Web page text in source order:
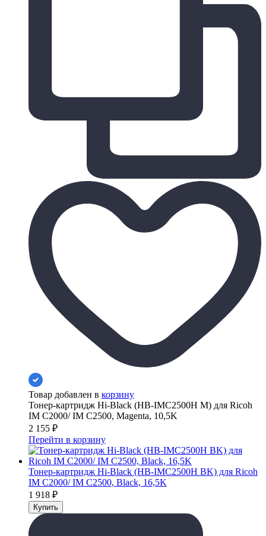
Товар добавлен в корзину
Тонер-картридж Hi-Black (HB-IMC2500H M) для Ricoh
IM C2000/ IM C2500, Magenta, 10,5K
2 155 ₽
Перейти в корзину
Тонер-картридж Hi-Black (HB-IMC2500H BK) для Ricoh
IM C2000/ IM C2500, Black, 16,5K
1 918 ₽